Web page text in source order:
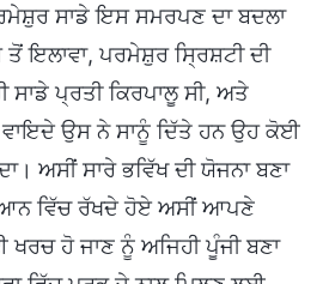
ਸਾਡੇ ਇਸ ਸਮਰਪਣ ਦਾ ਬਦਲਾ
ਇਲਾਵਾ, ਪਰਮੇਸ਼ੁਰ ਸ੍ਰਿਸ਼ਟੀ ਦੀ
ਸਾਡੇ ਪ੍ਰਤੀ ਕਿਰਪਾਲੂ ਸੀ, ਅਤੇ
ਉਸ ਨੇ ਸਾਨੂੰ ਦਿੱਤੇ ਹਨ ਉਹ ਕੋਈ
ਅਸੀਂ ਸਾਰੇ ਭਵਿੱਖ ਦੀ ਯੋਜਨਾ ਬਣਾ
ਵਿੱਚ ਰੱਖਦੇ ਹੋਏ ਅਸੀਂ ਆਪਣੇ
ਹੋ ਜਾਣ ਨੂੰ ਅਜਿਹੀ ਪੂੰਜੀ ਬਣਾ